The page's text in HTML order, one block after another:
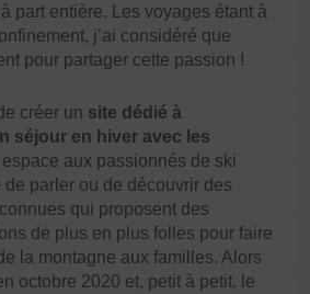
part entière. Les voyages étant à
j’ai considéré que
pour partager cette passion !
créer un site dédié à
séjour en hiver avec les
espace aux passionnés de ski
de parler ou de découvrir des
qui proposent des
de plus en plus folles pour faire
la montagne aux familles. Alors
octobre 2020 et, petit à petit, le